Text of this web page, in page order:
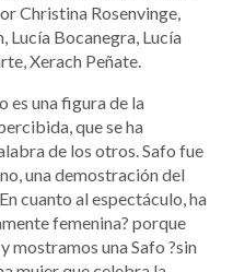
Christina Rosenvinge,
Lucía Bocanegra, Lucía
Xerach Peñate.
es una figura de la
que se ha
de los otros. Safo fue
una demostración del
cuanto al espectáculo, ha
femenina? porque
mostramos una Safo ?sin